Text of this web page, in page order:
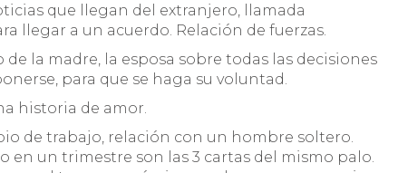
que llegan del extranjero, llamada
llegar a un acuerdo. Relación de fuerzas.
de la madre, la esposa sobre todas las decisiones
para que se haga su voluntad.
historia de amor.
de trabajo, relación con un hombre soltero.
en un trimestre son las 3 cartas del mismo palo.